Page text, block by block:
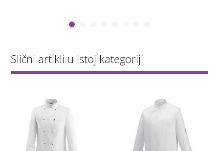
Slični artikli u istoj kategoriji